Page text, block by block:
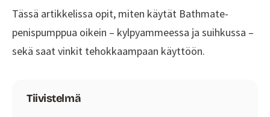
Tässä artikkelissa opit, miten käytät Bathmate-
penispumppua oikein – kylpyammeessa ja suihkussa –
sekä saat vinkit tehokkaampaan käyttöön.
Tiivistelmä